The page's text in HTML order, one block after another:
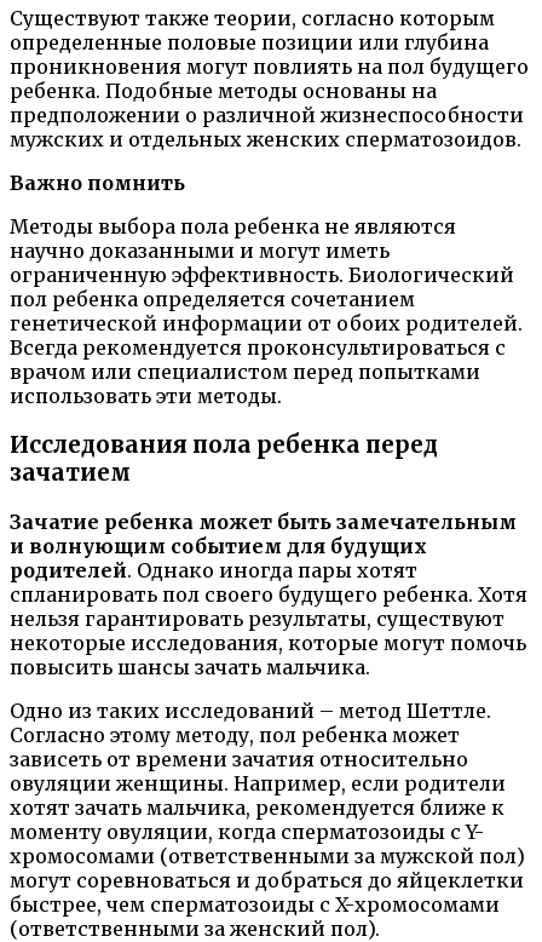
Существуют также теории, согласно которым
определенные половые позиции или глубина
проникновения могут повлиять на пол будущего
ребенка. Подобные методы основаны на
предположении о различной жизнеспособности
мужских и отдельных женских сперматозоидов.
Важно помнить
Методы выбора пола ребенка не являются
научно доказанными и могут иметь
ограниченную эффективность. Биологический
пол ребенка определяется сочетанием
генетической информации от обоих родителей.
Всегда рекомендуется проконсультироваться с
врачом или специалистом перед попытками
использовать эти методы.
Исследования пола ребенка перед
зачатием
Зачатие ребенка может быть замечательным
и волнующим событием для будущих
родителей. Однако иногда пары хотят
спланировать пол своего будущего ребенка. Хотя
нельзя гарантировать результаты, существуют
некоторые исследования, которые могут помочь
повысить шансы зачать мальчика.
Одно из таких исследований – метод Шеттле.
Согласно этому методу, пол ребенка может
зависеть от времени зачатия относительно
овуляции женщины. Например, если родители
хотят зачать мальчика, рекомендуется ближе к
моменту овуляции, когда сперматозоиды с Y-
хромосомами (ответственными за мужской пол)
могут соревноваться и добраться до яйцеклетки
быстрее, чем сперматозоиды с X-хромосомами
(ответственными за женский пол).